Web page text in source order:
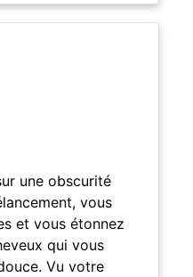
une obscurité
vous
et vous étonnez
qui vous
Vu votre